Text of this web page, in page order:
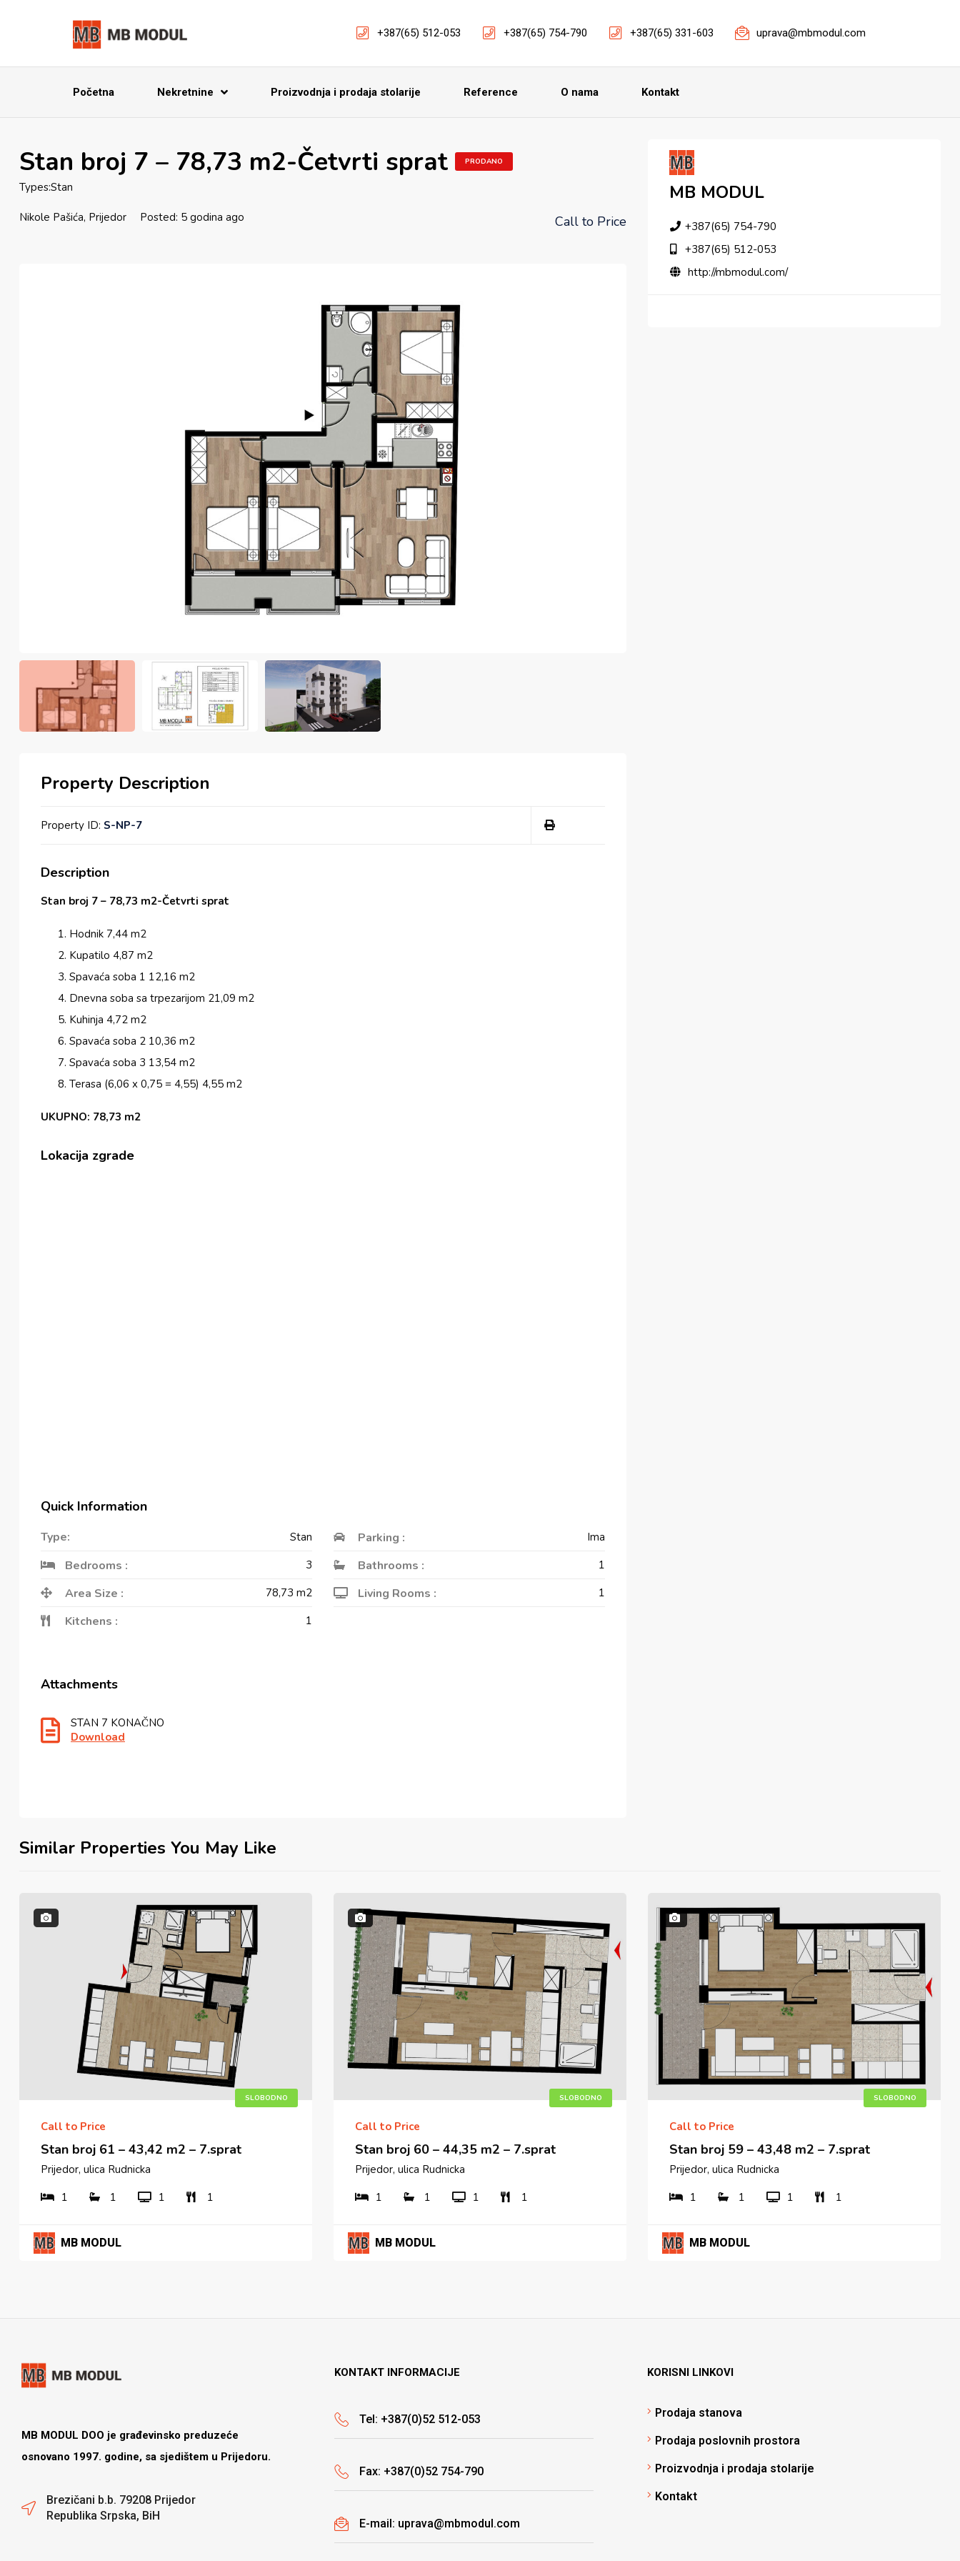
+387(65) 512-053 +387(65) 754-790 +387(65) 331-603 uprava@mbmodul.com
Početna Nekretnine Proizvodnja i prodaja stolarije Reference O nama Kontakt
Stan broj 7 – 78,73 m2-Četvrti sprat PRODANO
Types:Stan
Nikole Pašića, Prijedor Posted: 5 godina ago Call to Price
Property Description
Property ID: S-NP-7
Description
Stan broj 7 – 78,73 m2-Četvrti sprat
Hodnik 7,44 m2
Kupatilo 4,87 m2
Spavaća soba 1 12,16 m2
Dnevna soba sa trpezarijom 21,09 m2
Kuhinja 4,72 m2
Spavaća soba 2 10,36 m2
Spavaća soba 3 13,54 m2
Terasa (6,06 x 0,75 = 4,55) 4,55 m2
UKUPNO: 78,73 m2
Lokacija zgrade
Quick Information
Type: Stan Parking : Ima
Bedrooms : 3 Bathrooms : 1
Area Size : 78,73 m2 Living Rooms : 1
Kitchens : 1
Attachments
STAN 7 KONAČNO
Download
MB MODUL
+387(65) 754-790
+387(65) 512-053
http://mbmodul.com/
Similar Properties You May Like
SLOBODNO
Call to Price
Stan broj 61 – 43,42 m2 – 7.sprat
Prijedor, ulica Rudnicka
1
1 1 1
MB MODUL
SLOBODNO
Call to Price
Stan broj 60 – 44,35 m2 – 7.sprat
Prijedor, ulica Rudnicka
1
1 1 1
MB MODUL
SLOBODNO
Call to Price
Stan broj 59 – 43,48 m2 – 7.sprat
Prijedor, ulica Rudnicka
1
1 1 1
MB MODUL
MB MODUL DOO je građevinsko preduzeće
osnovano 1997. godine, sa sjedištem u Prijedoru.
Brezičani b.b. 79208 Prijedor
Republika Srpska, BiH
KONTAKT INFORMACIJE
Tel: +387(0)52 512-053
Fax: +387(0)52 754-790
E-mail: uprava@mbmodul.com
KORISNI LINKOVI
Prodaja stanova
Prodaja poslovnih prostora
Proizvodnja i prodaja stolarije
Kontakt